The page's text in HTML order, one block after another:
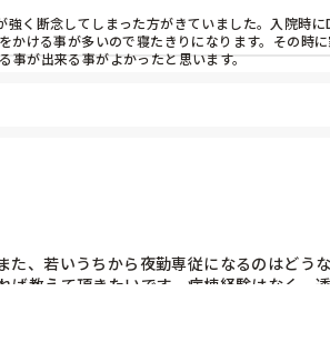
く断念してしまった方がきていました。入院時に
ける事が多いので寝たきりになります。その時
事が出来る事がよかったと思います。
、若いうちから夜勤専従になるのはどう
教えて頂きたいです。病棟経験はなく、